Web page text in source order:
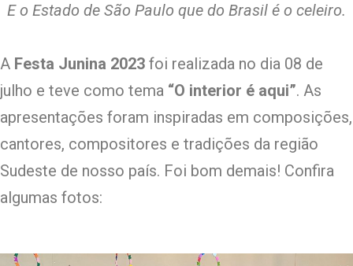
E o Estado de São Paulo que do Brasil é o celeiro.
A Festa Junina 2023 foi realizada no dia 08 de
julho e teve como tema “O interior é aqui”. As
apresentações foram inspiradas em composições,
cantores, compositores e tradições da região
Sudeste de nosso país. Foi bom demais! Confira
algumas fotos: